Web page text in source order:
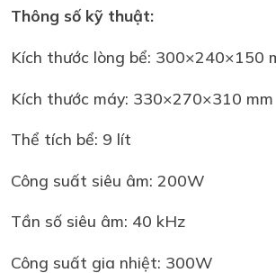
Thông số kỹ thuật:
Kích thước lòng bể: 300×240×150
Kích thước máy: 330×270×310 mm
Thể tích bể: 9 lít
Công suất siêu âm: 200W
Tần số siêu âm: 40 kHz
Công suất gia nhiệt: 300W